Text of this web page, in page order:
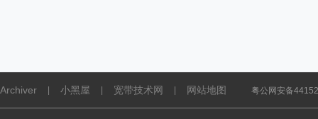
Archiver 小黑屋 宽带技术网 网站地图 粤公网安备